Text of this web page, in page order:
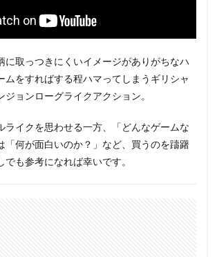
に取っつきにくいイメージがありがちなハ
ムをすればする程ハマってしまうギリシャ
ョンローグライクアクション。
ライクを思わせる一方、「どんなゲームな
「何が面白いのか？」など、買うのを躊躇
でも参考になれば幸いです。